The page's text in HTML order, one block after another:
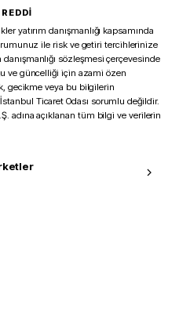
yatırım danışmanlığı kapsamında
ile risk ve getiri tercihlerinize
sözleşmesi çerçevesinde
ve güncelliği için azami özen
gecikme veya bu bilgilerin
Ticaret Odası sorumlu değildir.
adına açıklanan tüm bilgi ve verilerin